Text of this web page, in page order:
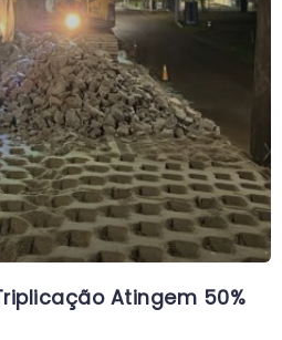
Atingem 50%